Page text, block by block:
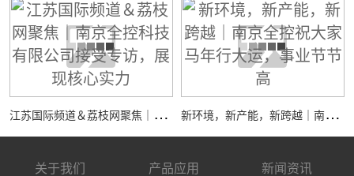
江
苏国际频道＆荔枝网聚焦｜南京全控科技有限公司接受专访，展现核心实力 新
环境，新产能，新跨越｜南京全控祝大家马年行大运，事业节节高
关于我们 产品应用 新闻资讯